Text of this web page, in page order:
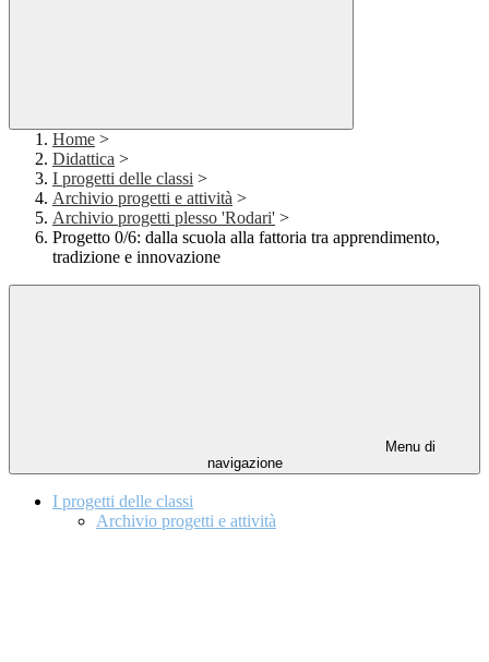
Home >
Didattica >
I progetti delle classi >
Archivio progetti e attività >
Archivio progetti plesso 'Rodari' >
Progetto 0/6: dalla scuola alla fattoria tra apprendimento,
tradizione e innovazione
Menu di
navigazione
I progetti delle classi
Archivio progetti e attività